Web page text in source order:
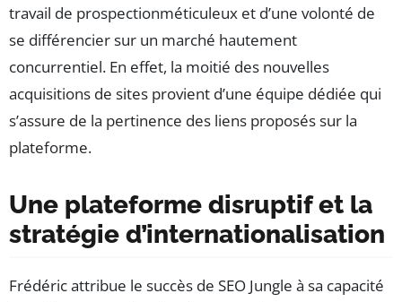
travail de prospectionméticuleux et d’une volonté de
se différencier sur un marché hautement
concurrentiel. En effet, la moitié des nouvelles
acquisitions de sites provient d’une équipe dédiée qui
s’assure de la pertinence des liens proposés sur la
plateforme.
Une plateforme disruptif et la
stratégie d’internationalisation
Frédéric attribue le succès de SEO Jungle à sa capacité